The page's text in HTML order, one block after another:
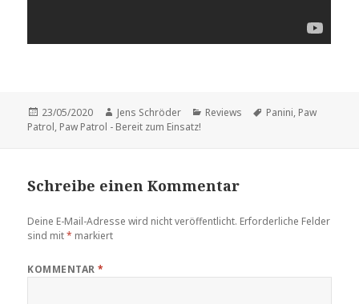
Veröffentlicht
am
23/05/2020 Autor
Jens Schröder Kategorien
Reviews Schlagwörter
Panini, Paw
Patrol, Paw Patrol - Bereit zum Einsatz!
Schreibe einen Kommentar
Deine E-Mail-Adresse wird nicht veröffentlicht. Erforderliche Felder
sind mit* markiert
KOMMENTAR*